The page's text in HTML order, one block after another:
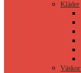
Kläder
Väskor